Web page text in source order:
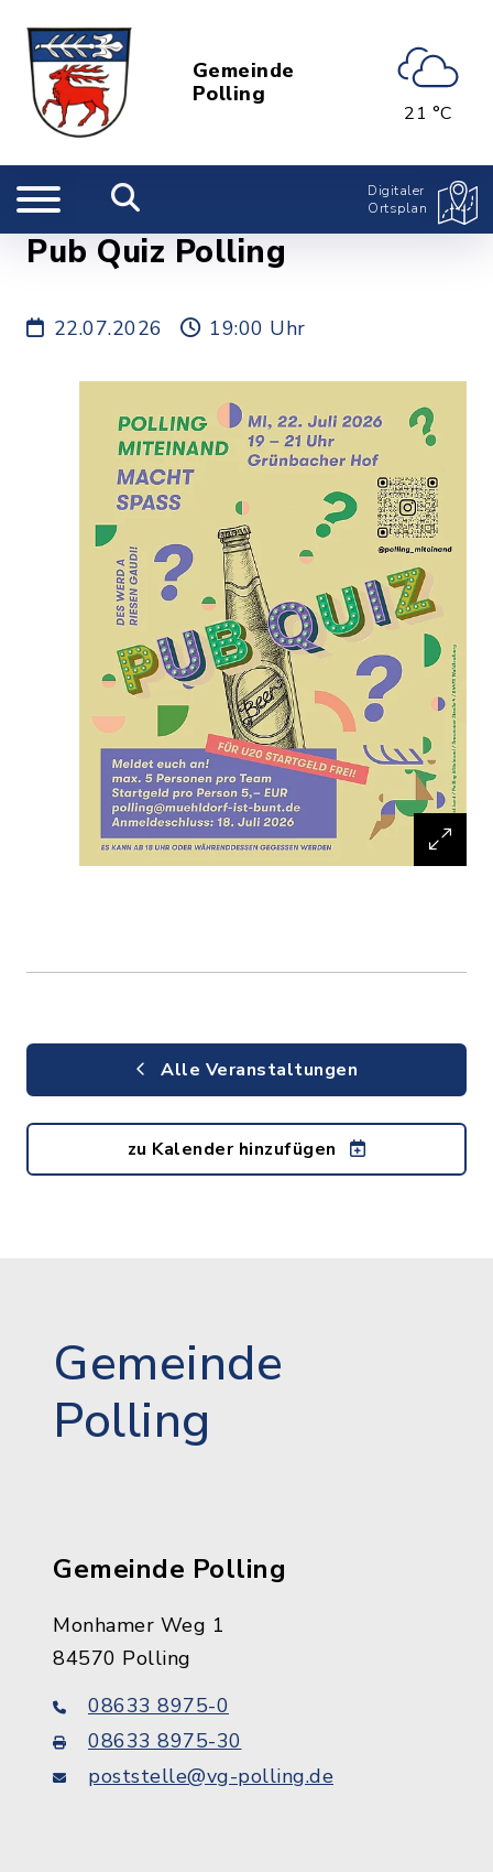
Gemeinde
Polling
21 °C
Digitaler
Ortsplan
Pub Quiz Polling
22.07.2026 19:00 Uhr
Alle Veranstaltungen
zu Kalender hinzufügen
Gemeinde
Polling
Gemeinde Polling
Monhamer Weg 1
84570 Polling
08633 8975-0
08633 8975-30
poststelle@vg-polling.de